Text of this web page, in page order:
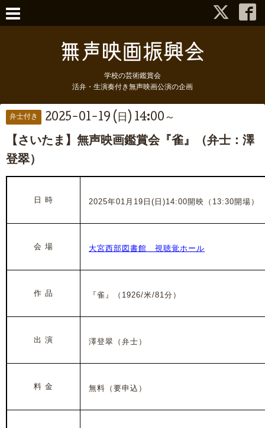
学校の芸術鑑賞会
活弁・生演奏付き無声映画公演の企画
弁士付き 2025-01-19 (日) 14:00～
【さいたま】無声映画鑑賞会『雀』（弁士：澤
登翠）
日 時 2025年01月19日(日)14:00開映（13:30開場）
会 場 大宮西部図書館 視聴覚ホール
作 品 『雀』（1926/米/81分）
出 演 澤登翠（弁士）
料 金 無料（要申込）